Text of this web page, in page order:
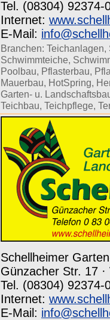
Tel. (08304) 92374-
Internet:
E-Mail:
Branchen: Teichanlagen,
Schwimmteiche,
Poolbau, Pflasterbau,
Mauerbau, HotSpring,
Garten- u.
Teichbau, Teichpflege,
Schellheimer
Günzacher Str. 17
Tel. (08304) 92374-
Internet:
E-Mail: